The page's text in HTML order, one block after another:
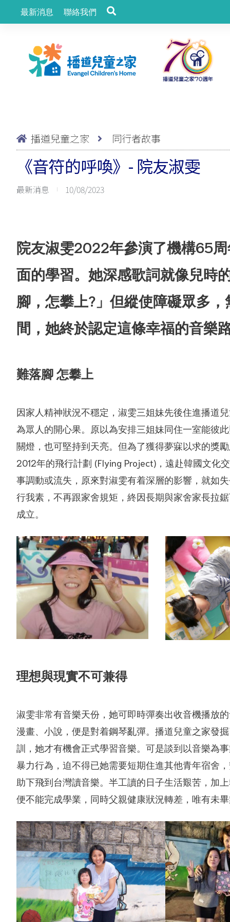
最新消息 聯絡我們
播道兒童之家 同行者故事
《音符的呼喚》- 院友淑雯
最新消息 10/08/2023
院友淑雯2022年參演了機構65
面的學習。她深感歌詞就像兒時
腳，怎攀上?」但縱使障礙眾多
間，她終於認定這條幸福的音樂
難落腳 怎攀上
因家人精神狀況不穩定，淑雯三姐妹先後住進播道
為眾人的開心果。原以為安排三姐妹同住一室能彼
關燈，也可堅持到天亮。但為了獲得夢寐以求的獎
2012年的飛行計劃 (Flying Project)，遠赴韓國文化
事調動或流失，原來對淑雯有着深層的影響，就如
行我素，不再跟家舍規矩，終因長期與家舍家長拉
成立。
理想與現實不可兼得
淑雯非常有音樂天份，她可即時彈奏出收音機播放
漫畫、小說，便是對着鋼琴亂彈。播道兒童之家發
訓，她才有機會正式學習音樂。可是談到以音樂為
暴力行為，迫不得已她需要短期住進其他青年宿舍
助下飛到台灣讀音樂。半工讀的日子生活艱苦，加
便不能完成學業，同時父親健康狀況轉差，唯有未